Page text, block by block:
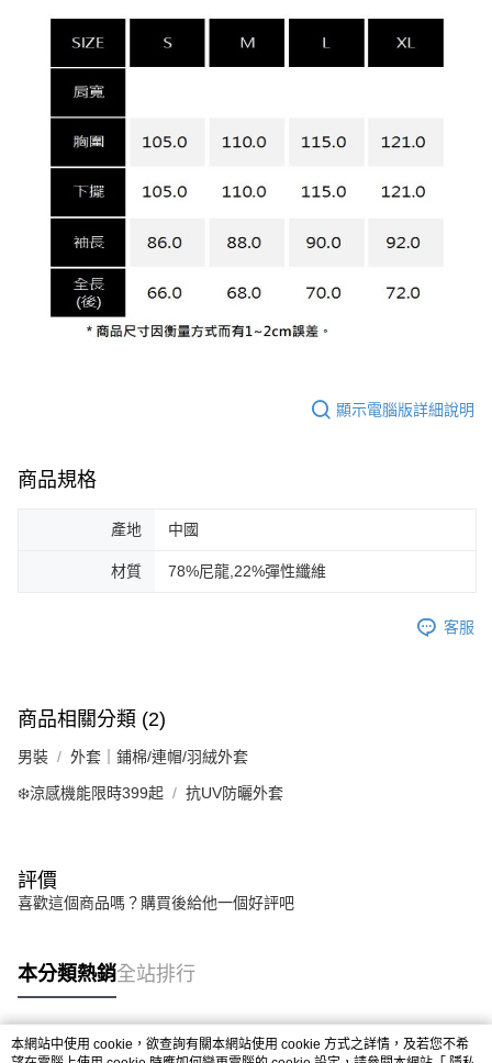
顯示電腦版詳細說明
商品規格
產地 中國
材質 78%尼龍,22%彈性纖維
客服
商品相關分類 (2)
男裝 外套｜鋪棉/連帽/羽絨外套
❄️涼感機能限時399起 抗UV防曬外套
評價
喜歡這個商品嗎？購買後給他一個好評吧
本分類熱銷全站排行
本網站中使用 cookie，欲查詢有關本網站使用 cookie 方式之詳情，及若您不希